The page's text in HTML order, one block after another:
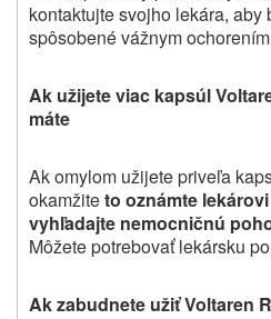
kontaktujte svojho lekára, aby
spôsobené vážnym
Ak užijete viac kapsúl
máte
Ak omylom užijete priveľa
okamžiteto oznámte
vyhľadajte nemocničnú
Môžete potrebovať lekársku
Ak zabudnete užiť Voltaren